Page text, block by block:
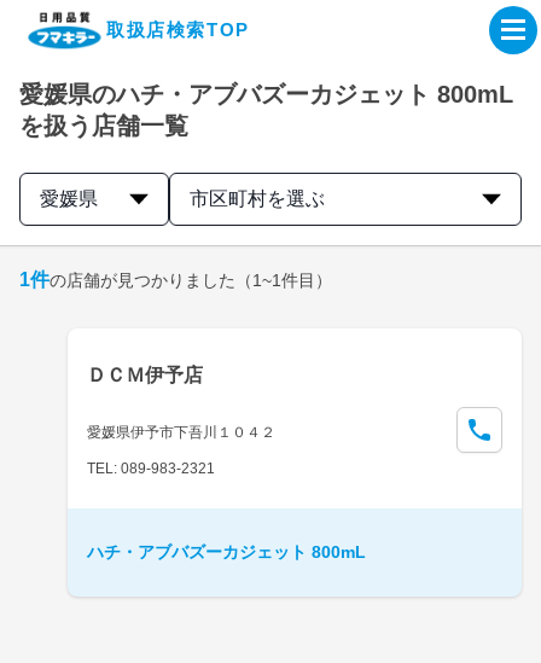
取扱店検索TOP
企業・IR情報サイト
製品情報サイト
取扱店検索はこちら
愛媛県のハチ・アブバズーカジェット 800mL
を扱う店舗一覧
愛媛県 市区町村を選ぶ
1件の店舗が見つかりました （1~1件目）
ＤＣＭ伊予店
愛媛県伊予市下吾川１０４２
TEL: 089-983-2321
ハチ・アブバズーカジェット 800mL